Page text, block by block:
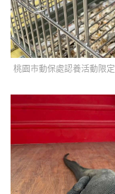
桃園市動保處認養活動限